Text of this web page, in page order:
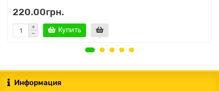
220.00грн.
Купить
Информация